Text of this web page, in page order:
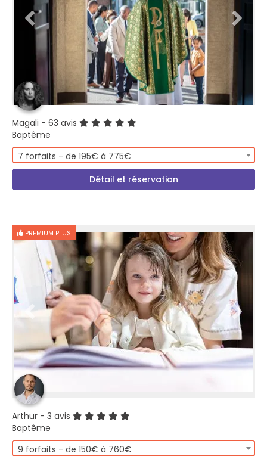
Magali - 63 avis
Baptême
7 forfaits - de 195€ à 775€
Détail et réservation
PREMIUM PLUS
Arthur - 3 avis
Baptême
9 forfaits - de 150€ à 760€